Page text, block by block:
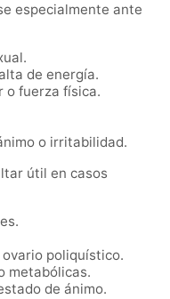
especialmente ante
de energía.
o fuerza física.
o irritabilidad.
útil en casos
poliquístico.
metabólicas.
de ánimo.